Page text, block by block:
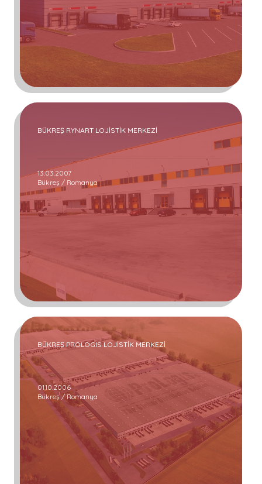
BÜKREŞ RYNART LOJİSTİK MERKEZİ
13.03.2007
Bükreş / Romanya
BÜKREŞ PROLOGIS LOJİSTİK MERKEZİ
01.10.2006
Bükreş / Romanya